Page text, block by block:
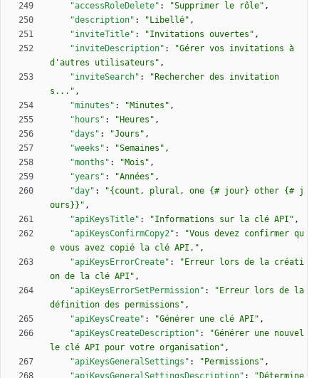
"accessRoleDelete" : "Supprimer le rôle" ,
"description" : "Libellé" ,
"inviteTitle" : "Invitations ouvertes" ,
"inviteDescription" :
"Gérer vos invitations à
d'autres utilisateurs" ,
"inviteSearch" :
"Rechercher des invitation
s..." ,
"minutes" : "Minutes" ,
"hours" : "Heures" ,
"days" : "Jours" ,
"weeks" : "Semaines" ,
"months" : "Mois" ,
"years" : "Années" ,
"day" :
"{count, plural, one {# jour} other {# j
ours}}" ,
"apiKeysTitle" : "Informations sur la clé API" ,
"apiKeysConfirmCopy2" :
"Vous devez confirmer qu
e vous avez copié la clé API." ,
"apiKeysErrorCreate" :
"Erreur lors de la créati
on de la clé API" ,
"apiKeysErrorSetPermission" :
"Erreur lors de la
définition des permissions" ,
"apiKeysCreate" : "Générer une clé API" ,
"apiKeysCreateDescription" :
"Générer une nouvel
le clé API pour votre organisation" ,
"apiKeysGeneralSettings" : "Permissions" ,